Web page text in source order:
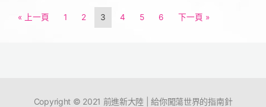
« 上一頁 1 2 3 4 5 6 下一頁 »
Copyright © 2021 前進新大陸 | 給你闖蕩世界的指南針